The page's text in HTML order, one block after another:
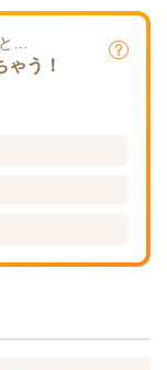
…
う！